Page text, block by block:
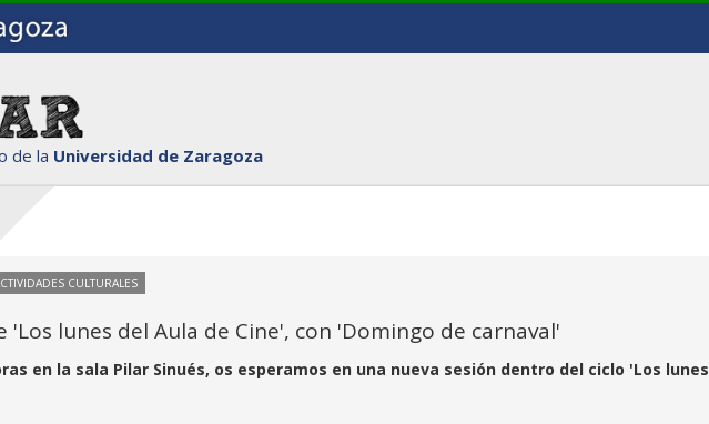
de la Universidad de Zaragoza
CULTURALES
'Los lunes del Aula de Cine', con 'Domingo de carnaval'
en la sala Pilar Sinués, os esperamos en una nueva sesión dentro del ciclo 'Los lunes